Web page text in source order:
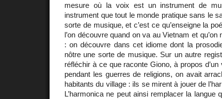
mesure où la voix est un instrument de
instrument que tout le monde pratique sans le
sorte de musique, et c’est ce qu’enseigne la
l’on découvre quand on va au Vietnam et
: on découvre dans cet idiome dont la
nôtre une sorte de musique. Sur un autre
réfléchir à ce que raconte Giono, à propos
pendant les guerres de religions, on avait
habitants du village : ils se mirent à jouer de
L’harmonica ne peut ainsi remplacer la langue